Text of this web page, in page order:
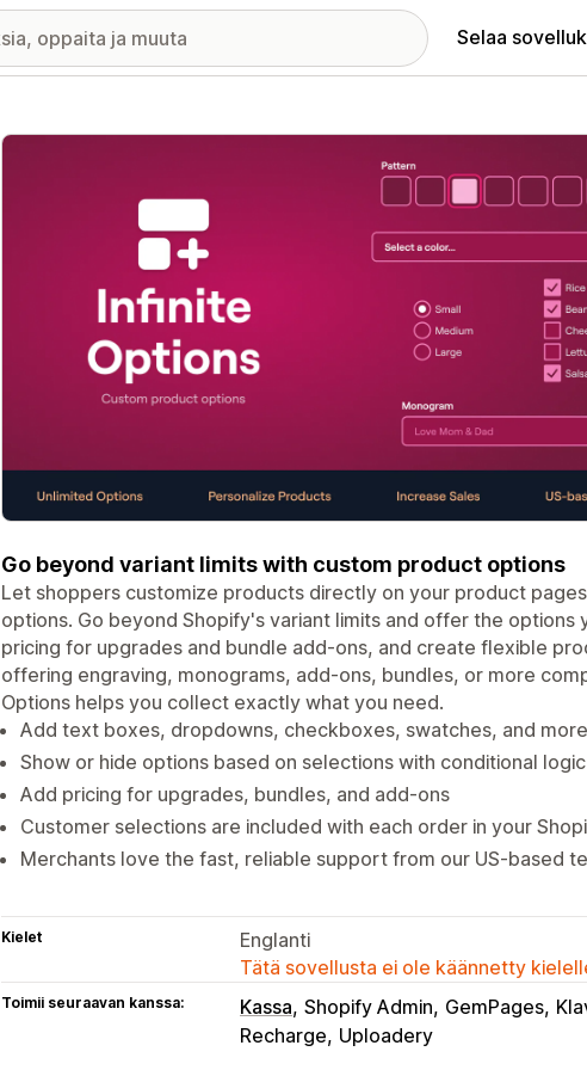
Selaa
Esittelykuvagalleria
Go beyond variant limits with custom product options
Let shoppers customize products directly on your product
options. Go beyond Shopify's variant limits and offer the
pricing for upgrades and bundle add-ons, and create flexible
offering engraving, monograms, add-ons, bundles, or more
Options helps you collect exactly what you need.
Add text boxes, dropdowns, checkboxes, swatches, and more
Show or hide options based on selections with conditional logic
Add pricing for upgrades, bundles, and add-ons
Customer selections are included with each order in your
Merchants love the fast, reliable support from our US-based
Kielet
Englanti
Tätä sovellusta ei ole käännetty
Toimii seuraavan kanssa: Kassa Shopify Admin GemPages
Recharge Uploadery